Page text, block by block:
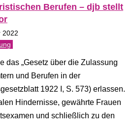
Berufen – djb stellt
2022
das „Gesetz über die Zulassung
und Berufen in der
1922 I, S. 573) erlassen.
Hindernisse, gewährte Frauen
und schließlich zu den